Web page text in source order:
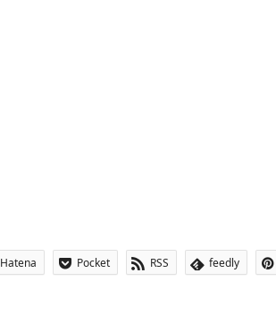
Hatena Pocket RSS feedly